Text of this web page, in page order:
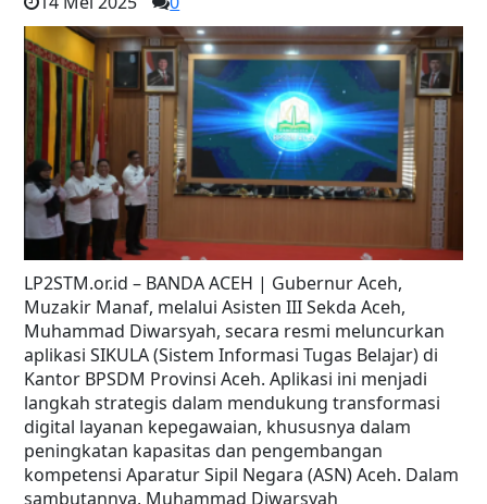
LP2STM.or.id – BANDA ACEH | Gubernur Aceh,
Muzakir Manaf, melalui Asisten III Sekda Aceh,
Muhammad Diwarsyah, secara resmi meluncurkan
aplikasi SIKULA (Sistem Informasi Tugas Belajar) di
Kantor BPSDM Provinsi Aceh. Aplikasi ini menjadi
langkah strategis dalam mendukung transformasi
digital layanan kepegawaian, khususnya dalam
peningkatan kapasitas dan pengembangan
kompetensi Aparatur Sipil Negara (ASN) Aceh. Dalam
sambutannya, Muhammad Diwarsyah